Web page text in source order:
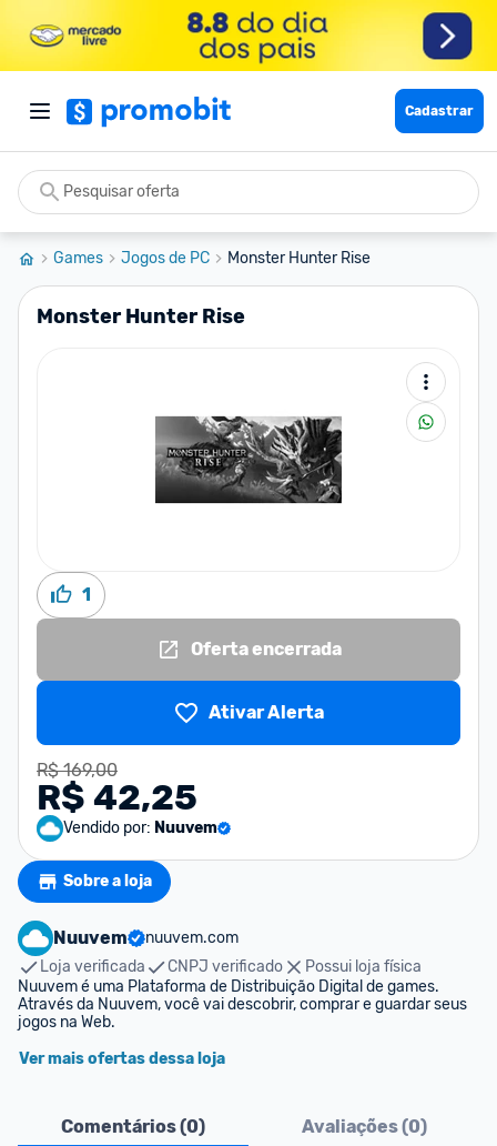
Cadastrar
Games Jogos de PC Monster Hunter Rise
Monster Hunter Rise
1
Oferta encerrada
Ativar Alerta
R$ 169,00
R$ 42,25
Vendido por: Nuuvem
Sobre a loja
Nuuvem
nuuvem.com
Loja verificada
CNPJ verificado
Possui loja física
Nuuvem é uma Plataforma de Distribuição Digital de games.
Através da Nuuvem, você vai descobrir, comprar e guardar seus
jogos na Web.
Ver mais ofertas dessa loja
Comentários (0) Avaliações (0)